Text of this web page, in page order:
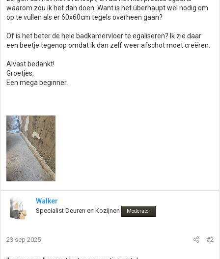
waarom zou ik het dan doen. Want is het überhaupt wel nodig om
op te vullen als er 60x60cm tegels overheen gaan?
Of is het beter de hele badkamervloer te egaliseren? Ik zie daar
een beetje tegenop omdat ik dan zelf weer afschot moet creëren.
Alvast bedankt!
Groetjes,
Een mega beginner.
Walker
Specialist Deuren en Kozijnen Moderator
23 sep 2025 #2